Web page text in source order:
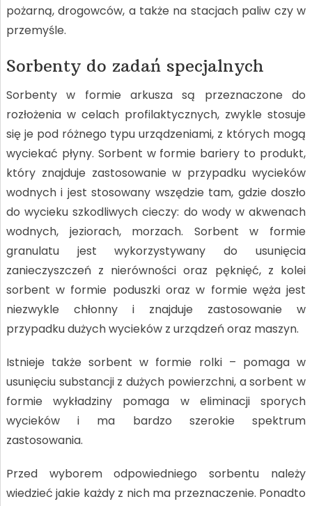
pożarną, drogowców, a także na stacjach paliw czy w
przemyśle.
Sorbenty do zadań specjalnych
Sorbenty w formie arkusza są przeznaczone do
rozłożenia w celach profilaktycznych, zwykle stosuje
się je pod różnego typu urządzeniami, z których mogą
wyciekać płyny. Sorbent w formie bariery to produkt,
który znajduje zastosowanie w przypadku wycieków
wodnych i jest stosowany wszędzie tam, gdzie doszło
do wycieku szkodliwych cieczy: do wody w akwenach
wodnych, jeziorach, morzach. Sorbent w formie
granulatu jest wykorzystywany do usunięcia
zanieczyszczeń z nierówności oraz pęknięć, z kolei
sorbent w formie poduszki oraz w formie węża jest
niezwykle chłonny i znajduje zastosowanie w
przypadku dużych wycieków z urządzeń oraz maszyn.
Istnieje także sorbent w formie rolki – pomaga w
usunięciu substancji z dużych powierzchni, a sorbent w
formie wykładziny pomaga w eliminacji sporych
wycieków i ma bardzo szerokie spektrum
zastosowania.
Przed wyborem odpowiedniego sorbentu należy
wiedzieć jakie każdy z nich ma przeznaczenie. Ponadto